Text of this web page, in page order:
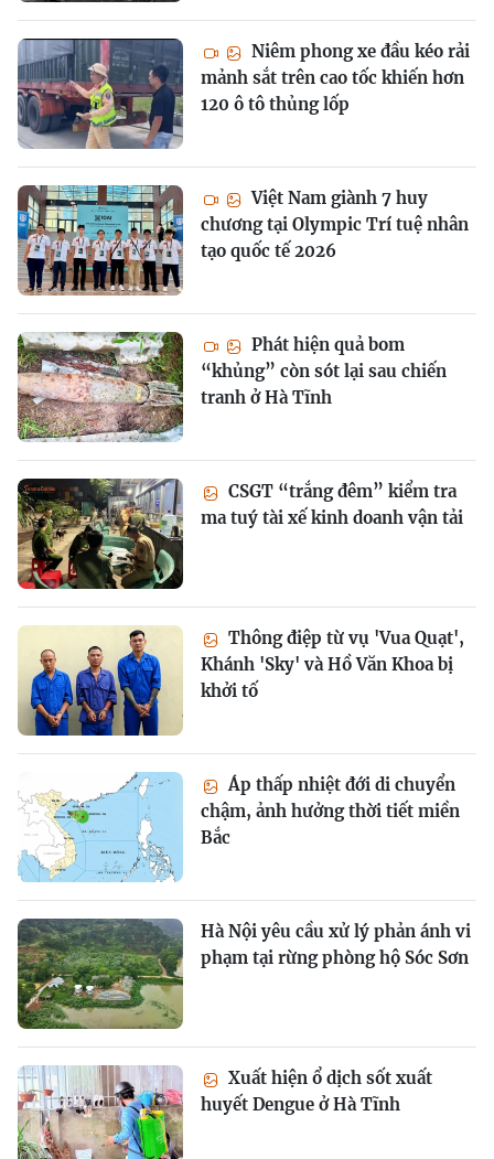
Niêm phong xe đầu kéo rải
mảnh sắt trên cao tốc khiến hơn
120 ô tô thủng lốp
Việt Nam giành 7 huy
chương tại Olympic Trí tuệ nhân
tạo quốc tế 2026
Phát hiện quả bom
“khủng” còn sót lại sau chiến
tranh ở Hà Tĩnh
CSGT “trắng đêm” kiểm tra
ma tuý tài xế kinh doanh vận tải
Thông điệp từ vụ 'Vua Quạt',
Khánh 'Sky' và Hồ Văn Khoa bị
khởi tố
Áp thấp nhiệt đới di chuyển
chậm, ảnh hưởng thời tiết miền
Bắc
Hà Nội yêu cầu xử lý phản ánh vi
phạm tại rừng phòng hộ Sóc Sơn
Xuất hiện ổ dịch sốt xuất
huyết Dengue ở Hà Tĩnh